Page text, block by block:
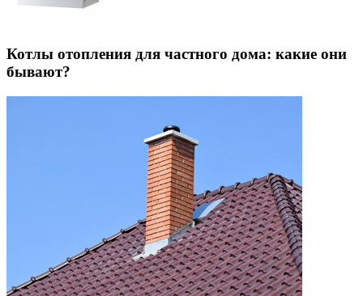
Котлы отопления для частного дома: какие они
бывают?